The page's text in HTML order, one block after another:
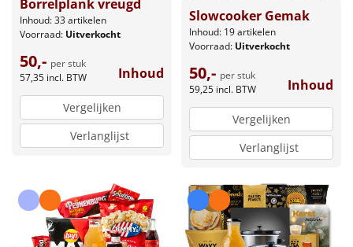
Borrelplank vreugd
Inhoud: 33 artikelen
Voorraad: Uitverkocht
50,- per stuk
57,35 incl. BTW Inhoud
Vergelijken
Verlanglijst
Slowcooker Gemak
Inhoud: 19 artikelen
Voorraad: Uitverkocht
50,- per stuk
59,25 incl. BTW Inhoud
Vergelijken
Verlanglijst